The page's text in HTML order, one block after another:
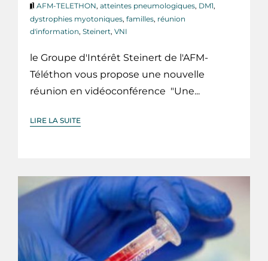
AFM-TELETHON, atteintes pneumologiques, DM1,
dystrophies myotoniques, familles, réunion
d'information, Steinert, VNI
le Groupe d'Intérêt Steinert de l'AFM-
Téléthon vous propose une nouvelle
réunion en vidéoconférence "Une...
LIRE LA SUITE